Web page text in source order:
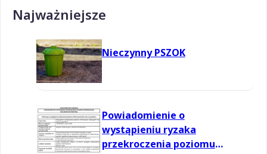
Najważniejsze
Nieczynny PSZOK
Powiadomienie o
wystąpieniu ryzaka
przekroczenia poziomu